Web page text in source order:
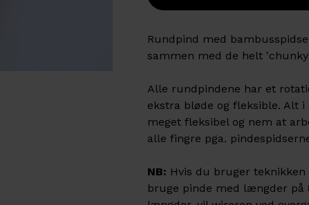
Rundpind med
sammen med de helt
Alle rundpindene har et
ekstra bløde og fleksible. Alt
meget fleksibel og nem at
alle fingre pga.
NB: Hvis du bruger
bruge pinde med længder på